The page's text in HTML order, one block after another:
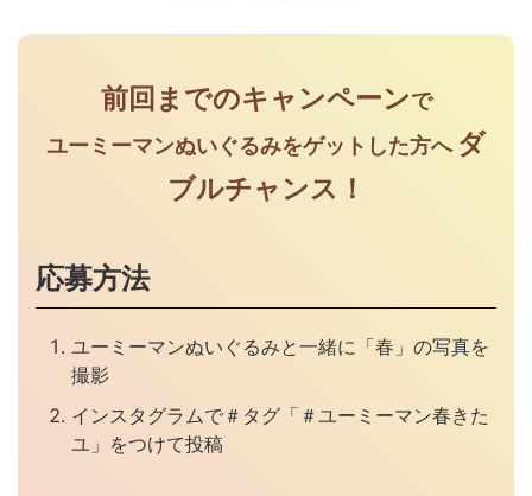
前回までのキャンペーンで
ユーミーマンぬいぐるみをゲットした方へ ダ
ブルチャンス！
応募方法
ユーミーマンぬいぐるみと一緒に「春」の写真を
撮影
インスタグラムで＃タグ「＃ユーミーマン春きた
ユ」をつけて投稿